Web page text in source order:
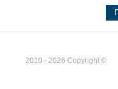
2010 - 2026 Copyright ©